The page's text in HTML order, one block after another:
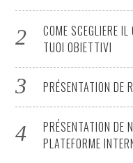
COME SCEGLIERE
TUOI OBIETTIVI
PRÉSENTATION DE
PRÉSENTATION DE
PLATEFORME